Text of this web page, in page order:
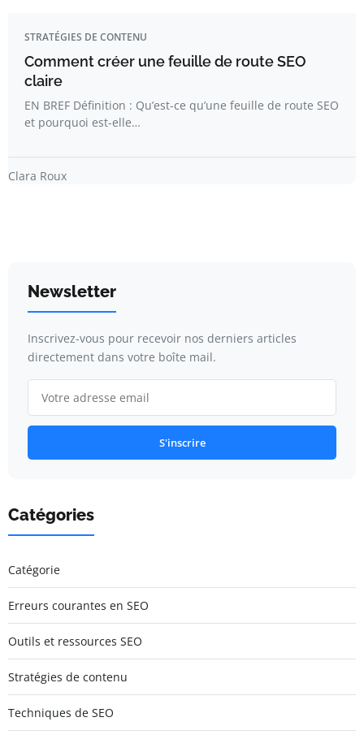
STRATÉGIES DE CONTENU
Comment créer une feuille de route SEO
claire
EN BREF Définition : Qu’est-ce qu’une feuille de route SEO
et pourquoi est-elle…
Clara Roux
Newsletter
Inscrivez-vous pour recevoir nos derniers articles
directement dans votre boîte mail.
S'inscrire
Catégories
Catégorie
Erreurs courantes en SEO
Outils et ressources SEO
Stratégies de contenu
Techniques de SEO